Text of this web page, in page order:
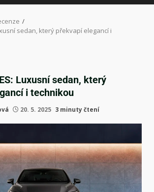
sedan, který překvapí elegancí i
Luxusní sedan, který
i technikou
20. 5. 2025 3 minuty čtení